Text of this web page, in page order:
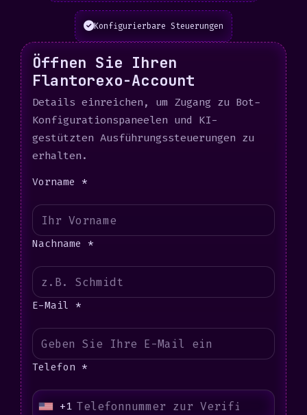
Konfigurierbare Steuerungen
Öffnen Sie Ihren
Flantorexo-Account
Details einreichen, um Zugang zu Bot-
Konfigurationspaneelen und KI-
gestützten Ausführungssteuerungen zu
erhalten.
Vorname *
Nachname *
E-Mail *
Telefon *
U +1